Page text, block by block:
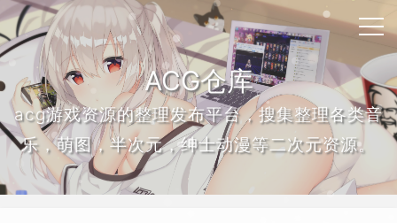
ACG仓库
acg游戏资源的整理发布平台，搜集整理各类音
乐，萌图，半次元，绅士动漫等二次元资源。